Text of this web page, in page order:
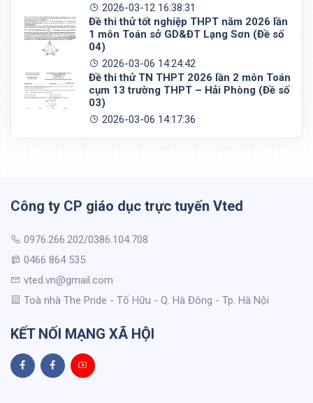
2026-03-12 16:38:31
Đề thi thử tốt nghiệp THPT năm 2026 lần
1 môn Toán sở GD&ĐT Lạng Sơn (Đề số
04)
2026-03-06 14:24:42
Đề thi thử TN THPT 2026 lần 2 môn Toán
cụm 13 trường THPT – Hải Phòng (Đề số
03)
2026-03-06 14:17:36
Công ty CP giáo dục trực tuyến Vted
0976.266.202/0386.104.708
0466 864 535
vted.vn@gmail.com
Toà nhà The Pride - Tố Hữu - Q. Hà Đông - Tp. Hà Nội
KẾT NỐI MẠNG XÃ HỘI